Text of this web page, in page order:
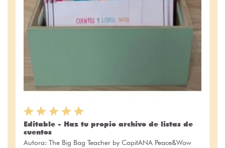
Editable - Haz tu propio archivo de listas de
cuentos
Autora: The Big Bag Teacher by CapitANA Peace&Wow